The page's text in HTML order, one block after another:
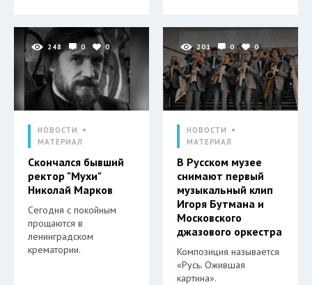
248 0 0
НОВОСТИ
МАТЕРИАЛ
Скончался бывший
ректор "Мухи"
Николай Марков
Сегодня с покойным
прощаются в
ленинградском
крематории.
201 0 0
НОВОСТИ
МАТЕРИАЛ
В Русском музее
снимают первый
музыкальный клип
Игоря Бутмана и
Московского
джазового оркестра
Композиция называется
«Русь. Ожившая
картина».